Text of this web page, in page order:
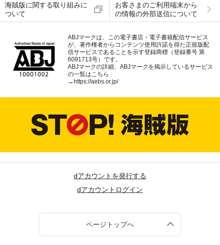
海賊版に関する取り組みに
ついて
お客さまのご利用端末から
の情報の外部送信について
ABJマークは、この電子書店・電子書籍配信サービス
が、著作権者からコンテンツ使用許諾を得た正規版配
信サービスであることを示す登録商標（登録番号 第
6091713号）です。
ABJマークの詳細、ABJマークを掲示しているサービス
の一覧はこちら
→https://aebs.or.jp/
dアカウントを発行する
dアカウントログイン
ページトップへ